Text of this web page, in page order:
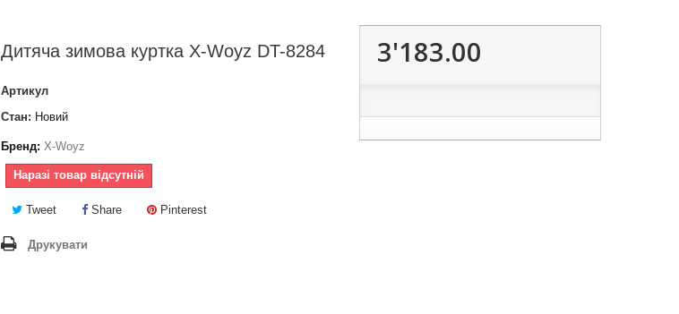
Дитяча зимова куртка X-Woyz DT-8284
Артикул
Стан: Новий
Бренд: X-Woyz
Наразі товар відсутній
Tweet Share Pinterest
Друкувати
3'183.00